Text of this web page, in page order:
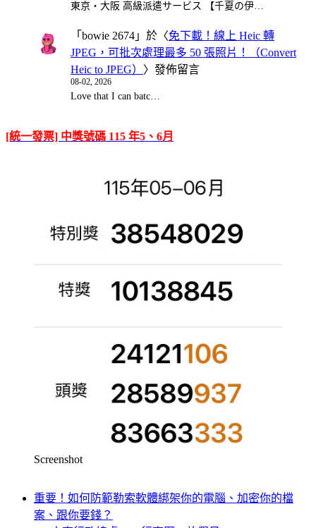
東京・大阪 高級派遣サービス 【千夏の伊…
「 bowie 2674 」於〈免下載！線上 Heic 轉
JPEG，可批次處理最多 50 張照片！（Convert
Heic to JPEG） 〉發佈留言
08-02, 2026
Love that I can batc…
[統一發票] 中獎號碼 115 年5、6月
Screenshot
重要！如何防範勒索軟體綁架你的電腦、加密你的檔
案、跟你要錢？